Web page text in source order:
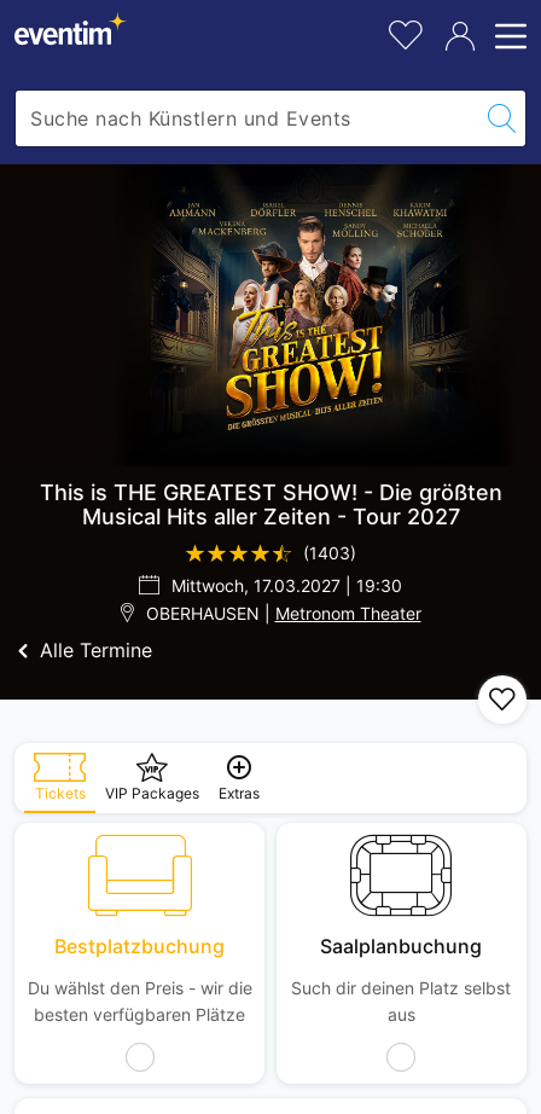
THE
GREATEST
SHOW!
-
Tour
2027
This is THE GREATEST SHOW! - Die größten
Musical Hits aller Zeiten - Tour 2027
(1403)
Mittwoch, 17.03.2027 | 19:30
OBERHAUSEN | Metronom Theater
Alle Termine
Tickets VIP Packages Extras
Bestplatzbuchung
Du wählst den Preis - wir die
besten verfügbaren Plätze
Saalplanbuchung
Such dir deinen Platz selbst
aus
barrierefrei.
r
e
k
o
r
b
l
e
g
e